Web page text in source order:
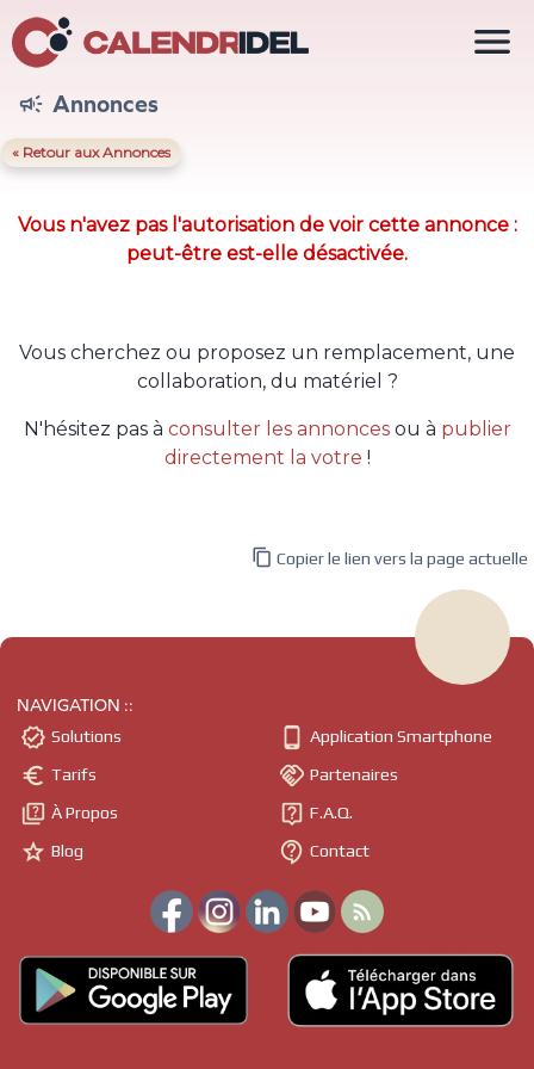
 Annonces
« Retour aux Annonces
Vous n'avez pas l'autorisation de voir cette annonce :
peut-être est-elle désactivée.
Vous cherchez ou proposez un remplacement, une
collaboration, du matériel ?
N'hésitez pas à consulter les annoncesou à publier
directement la votre !

 Copier le lien vers la page actuelle
NAVIGATION ::
 Solutions
 Tarifs
 À Propos
 Blog
 Application Smartphone
 Partenaires
 F.A.Q.
 Contact
